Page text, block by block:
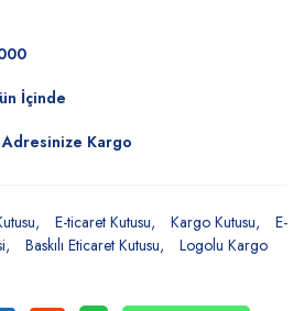
İçinde
Kargo
E-ticaret Kutusu Kargo Kutusu
E-
Baskılı Eticaret Kutusu
Logolu Kargo